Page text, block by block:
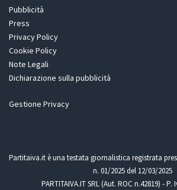
Pubblicità
Press
Privacy Policy
Cookie Policy
Note Legali
Dichiarazione sulla pubblicità
Gestione Privacy
Partitaiva.it è una testata giornalistica registrata
n. 01/2025 del 12/03/2025
PARTITAIVA.IT SRL (Aut. ROC n.42819) - P.